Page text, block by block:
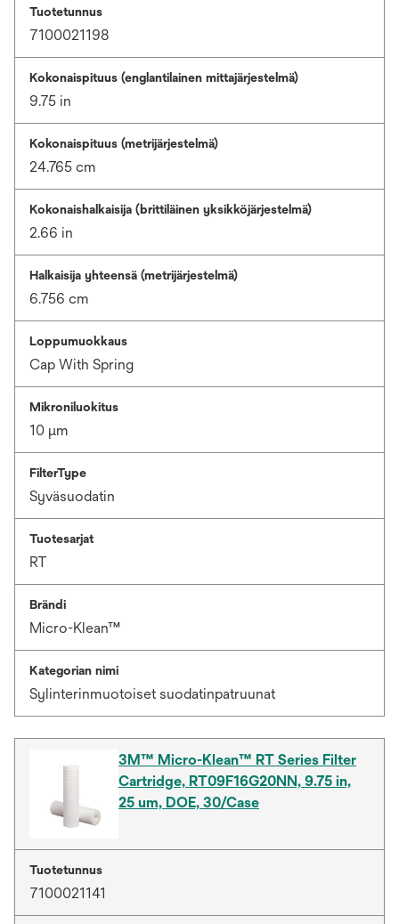
Tuotetunnus
7100021198
Kokonaispituus (englantilainen mittajärjestelmä)
9.75 in
Kokonaispituus (metrijärjestelmä)
24.765 cm
Kokonaishalkaisija (brittiläinen yksikköjärjestelmä)
2.66 in
Halkaisija yhteensä (metrijärjestelmä)
6.756 cm
Loppumuokkaus
Cap With Spring
Mikroniluokitus
10 μm
FilterType
Syväsuodatin
Tuotesarjat
RT
Brändi
Micro-Klean™
Kategorian nimi
Sylinterinmuotoiset suodatinpatruunat
3M™ Micro-Klean™ RT Series Filter
Cartridge, RT09F16G20NN, 9.75 in,
25 um, DOE, 30/Case
Tuotetunnus
7100021141